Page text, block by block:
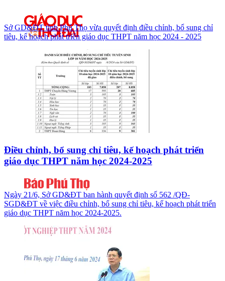
Sở GD&ĐT tỉnh Phú Thọ vừa quyết định điều chỉnh, bổ sung chỉ
tiêu, kế hoạch phát triển giáo dục THPT năm học 2024 - 2025
Điều chỉnh, bổ sung chỉ tiêu, kế hoạch phát triển
giáo dục THPT năm học 2024-2025
Ngày 21/6, Sở GD&ĐT ban hành quyết định số 562 /QĐ-
SGD&ĐT về việc điều chỉnh, bổ sung chỉ tiêu, kế hoạch phát triển
giáo dục THPT năm học 2024-2025.